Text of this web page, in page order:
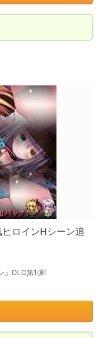
ロインHシーン追
』DLC第1弾!